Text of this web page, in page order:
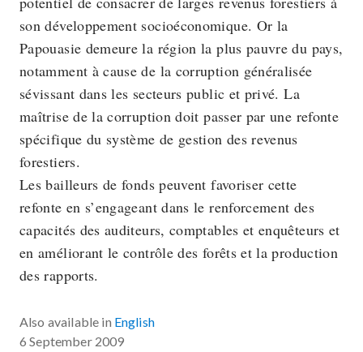
son développement socioéconomique. Or la
Papouasie demeure la région la plus pauvre du pays,
notamment à cause de la corruption généralisée
sévissant dans les secteurs public et privé. La
maîtrise de la corruption doit passer par une refonte
spécifique du système de gestion des revenus
forestiers.
Les bailleurs de fonds peuvent favoriser cette
refonte en s’engageant dans le renforcement des
capacités des auditeurs, comptables et enquêteurs et
en améliorant le contrôle des forêts et la production
des rapports.
Also available in English
6 September 2009